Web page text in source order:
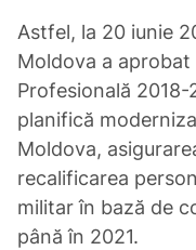
Astfel, la 20 iunie
Moldova a
Profesională 2018-
planifică
Moldova,
recalificarea
militar în bază de
până în 2021.